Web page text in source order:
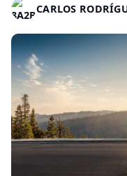
CARLOS